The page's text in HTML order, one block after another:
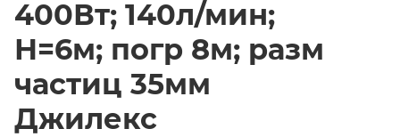
400Вт; 140л/мин;
Н=6м; погр 8м; разм
частиц 35мм
Джилекс